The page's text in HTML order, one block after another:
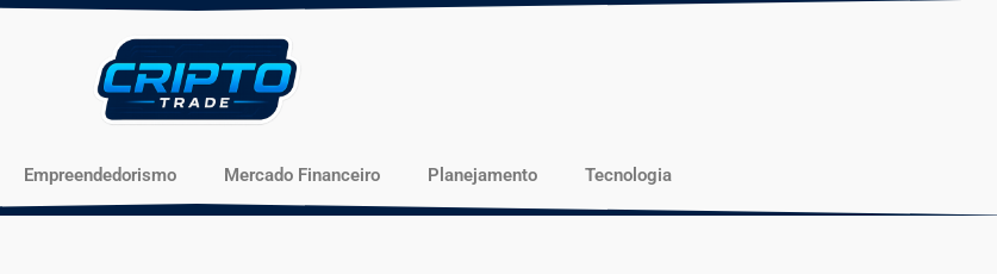
Empreendedorismo Mercado Financeiro Planejamento Tecnologia